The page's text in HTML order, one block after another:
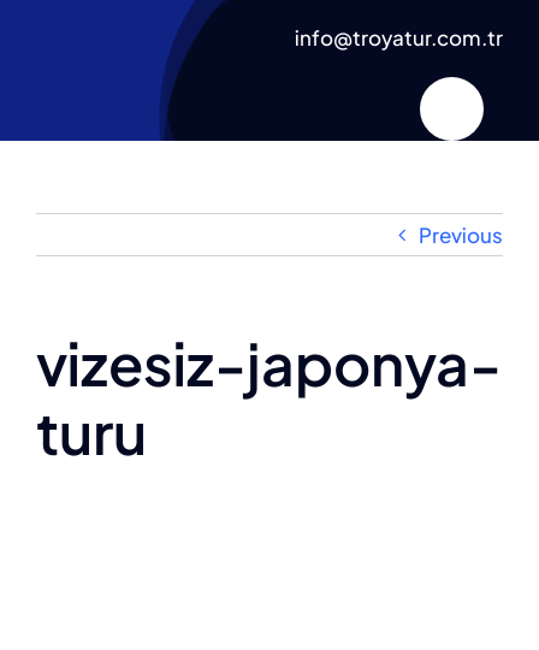
info@troyatur.com.tr
Previous
vizesiz-japonya-
turu